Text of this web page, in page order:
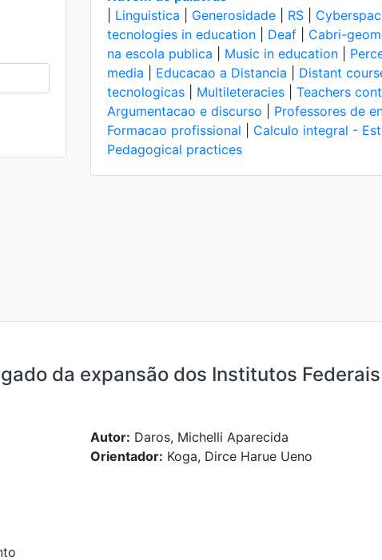
Linguistica Generosidade RS
tecnologies in education
Deaf Cabri-
na escola publica
Music in education
media
Educacao a Distancia Distant
tecnologicas
Multileteracies Teachers
Argumentacao e discurso
Professores de
Formacao profissional
Calculo integral -
Pedagogical practices
da expansão dos Institutos
Autor: Daros, Michelli Aparecida
Orientador: Koga, Dirce Harue Ueno